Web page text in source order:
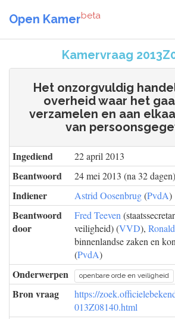
Open Kamerbeta
Kamervraag
Het onzorgvuldig
overheid waar het
verzamelen en aan
van
Ingediend 22 april 2013
Beantwoord 24 mei 2013 (na 32 dagen)
Indiener Astrid Oosenbrug(PvdA)
Beantwoord
door
Fred Teeven
veiligheid) (VVD),
binnenlandse zaken en
(PvdA)
Onderwerpen openbare orde en veiligheid
Bron vraag
https://
013Z08140.html